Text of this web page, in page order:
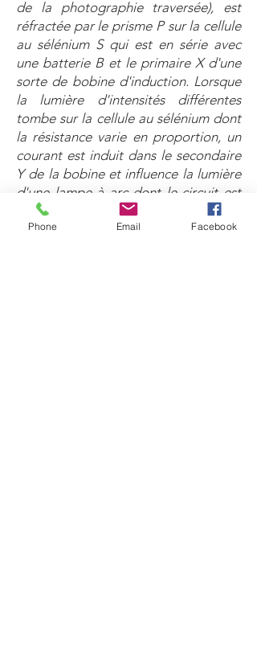
de la photographie traversée), est
réfractée par le prisme P sur la cellule
au sélénium S qui est en série avec
une batterie B et le primaire X d'une
sorte de bobine d'induction. Lorsque
la lumière d'intensités différentes
tombe sur la cellule au sélénium dont
la résistance varie en proportion, un
courant est induit dans le secondaire
Y de la bobine et influence la lumière
d'une lampe à arc dont le circuit est
shunté. Cette lampe à arc T est
placée aufoyer d'un réflecteur
Phone Email Facebook